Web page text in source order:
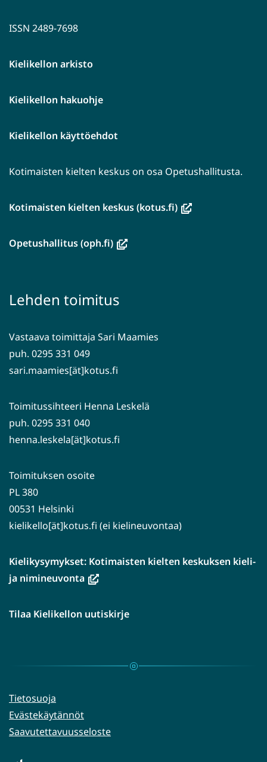
ISSN 2489-7698
Kielikellon arkisto
Kielikellon hakuohje
Kielikellon käyttöehdot
Kotimaisten kielten keskus on osa Opetushallitusta.
Kotimaisten kielten keskus (kotus.fi)(avautuu
Opetushallitus (oph.fi)(avautuu
toiseen
Lehden toimitus
Vastaava toimittaja Sari Maamies
puh. 0295 331 049
sari.maamies[ät]kotus.fi
Toimitussihteeri Henna Leskelä
puh. 0295 331 040
henna.leskela[ät]kotus.fi
Toimituksen osoite
PL 380
00531 Helsinki
kielikello[ät]kotus.fi (ei kielineuvontaa)
Kielikysymykset: Kotimaisten kielten keskuksen kieli-
ja nimineuvonta(avautuu
ikkunaan,
palveluun)
Tilaa Kielikellon uutiskirje
Tietosuoja
Evästekäytännöt
Saavutettavuusseloste